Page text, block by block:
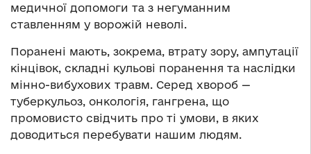
медичної допомоги та з негуманним
ставленням у ворожій неволі.
Поранені мають, зокрема, втрату зору, ампутації
кінцівок, складні кульові поранення та наслідки
мінно-вибухових травм. Серед хвороб —
туберкульоз, онкологія, гангрена, що
промовисто свідчить про ті умови, в яких
доводиться перебувати нашим людям.